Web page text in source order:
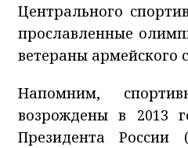
Центрального
прославленные
ветераны армейского
Напомним,
возрождены в 2013
Президента